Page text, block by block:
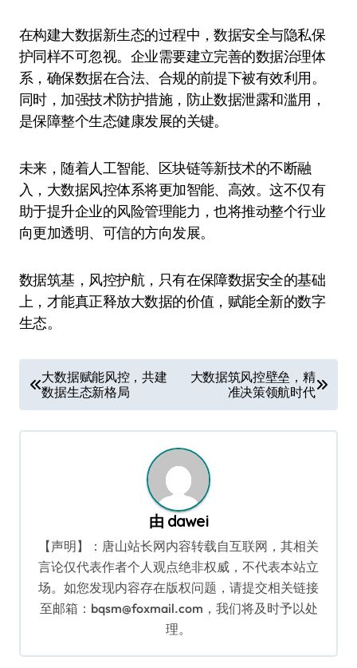
在构建大数据新生态的过程中，数据安全与隐私保
护同样不可忽视。企业需要建立完善的数据治理体
系，确保数据在合法、合规的前提下被有效利用。
同时，加强技术防护措施，防止数据泄露和滥用，
是保障整个生态健康发展的关键。
未来，随着人工智能、区块链等新技术的不断融
入，大数据风控体系将更加智能、高效。这不仅有
助于提升企业的风险管理能力，也将推动整个行业
向更加透明、可信的方向发展。
数据筑基，风控护航，只有在保障数据安全的基础
上，才能真正释放大数据的价值，赋能全新的数字
生态。
章
导
大数据赋能风控，共建
数据生态新格局
大数据筑风控壁垒，精
准决策领航时代
由 dawei
【声明】：唐山站长网内容转载自互联网，其相关
言论仅代表作者个人观点绝非权威，不代表本站立
场。如您发现内容存在版权问题，请提交相关链接
至邮箱：bqsm@foxmail.com，我们将及时予以处
理。